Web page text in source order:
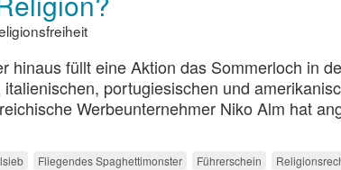
hinaus füllt eine Aktion das Sommerloch in
portugiesischen und
Werbeunternehmer Niko Alm hat
Fliegendes Spaghettimonster Führerschein